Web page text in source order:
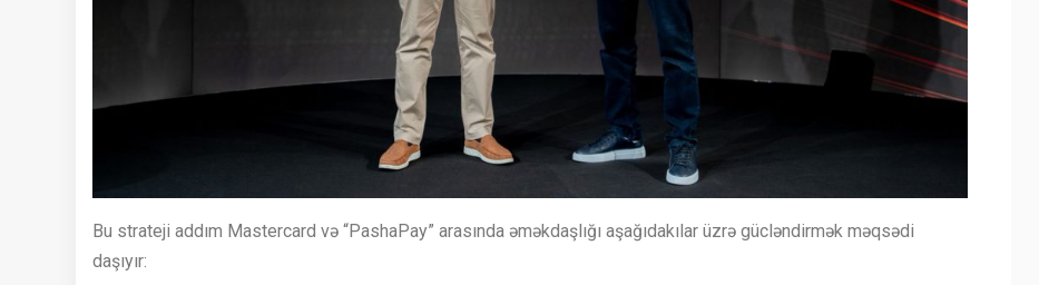
Bu strateji addım Mastercard və “PashaPay” arasında əməkdaşlığı aşağıdakılar üzrə gücləndirmək məqsədi
daşıyır: